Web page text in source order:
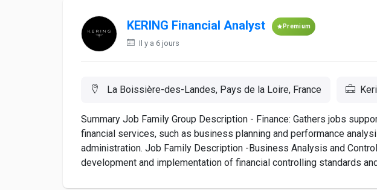
KERING Financial Analyst Premium
Il y a 6 jours
La Boissière-des-Landes, Pays de la Loire, France
Summary Job Family Group Description - Finance: Gathers jobs
financial services, such as business planning and performance
administration. Job Family Description -Business Analysis and
development and implementation of financial controlling standards